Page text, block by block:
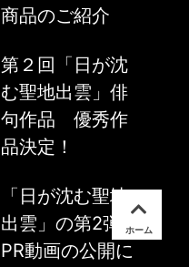
商品のご紹介
第２回「日が沈
む聖地出雲」俳
句作品 優秀作
品決定！
「日が沈む聖地
出雲」の第2弾
PR動画の公開に
ホーム